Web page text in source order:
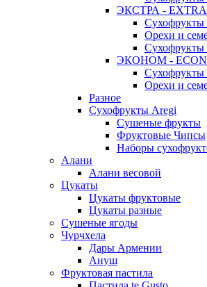
ЭКСТРА - EXTRA
Сухофрукты
Орехи и
Сухофрукты
ЭКОНОМ -
Сухофрукты
Орехи и
Разное
Сухофрукты Aregi
Сушеные фрукты
Фруктовые Чипсы
Наборы
Алани
Алани весовой
Цукаты
Цукаты фруктовые
Цукаты разные
Сушеные ягоды
Чурчхела
Дары Армении
Ануш
Фруктовая пастила